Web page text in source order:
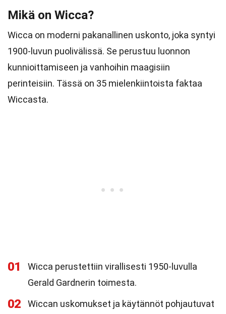
Mikä on Wicca?
Wicca on moderni pakanallinen uskonto, joka syntyi
1900-luvun puolivälissä. Se perustuu luonnon
kunnioittamiseen ja vanhoihin maagisiin
perinteisiin. Tässä on 35 mielenkiintoista faktaa
Wiccasta.
01
Wicca perustettiin virallisesti 1950-luvulla
Gerald Gardnerin toimesta.
02
Wiccan uskomukset ja käytännöt pohjautuvat